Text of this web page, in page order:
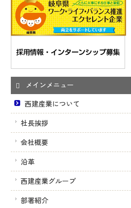
メインメニュー
西建産業について
社長挨拶
会社概要
沿革
西建産業グループ
部署紹介